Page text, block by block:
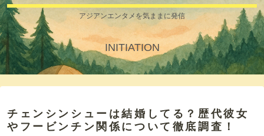
アジアンエンタメを気ままに発信
INITIATION
チェンシンシューは結婚してる？歴代彼女
やフービンチン関係について徹底調査！